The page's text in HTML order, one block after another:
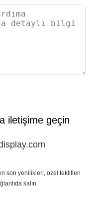
iletişime geçin
son yenilikleri, özel teklifleri
kalın.